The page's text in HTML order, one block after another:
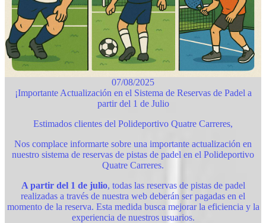
07/08/2025
¡Importante Actualización en el Sistema de Reservas de Padel a
partir del 1 de Julio
Estimados clientes del Polideportivo Quatre Carreres,
Nos complace informarte sobre una importante actualización en
nuestro sistema de reservas de pistas de padel en el Polideportivo
Quatre Carreres.
A partir del 1 de julio, todas las reservas de pistas de padel
realizadas a través de nuestra web deberán ser pagadas en el
momento de la reserva. Esta medida busca mejorar la eficiencia y la
experiencia de nuestros usuarios.